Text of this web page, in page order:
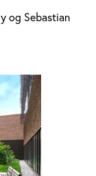
og Sebastian